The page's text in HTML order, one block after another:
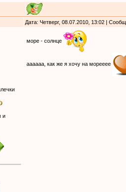
Дата: Четверг, 08.07.2010, 13:02 |
и
море - солнце
аааааа, как же я хочу на морееее